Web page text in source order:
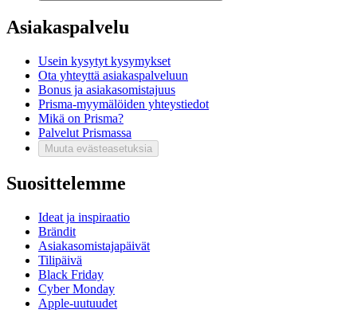
Asiakaspalvelu
Usein kysytyt kysymykset
Ota yhteyttä asiakaspalveluun
Bonus ja asiakasomistajuus
Prisma-myymälöiden yhteystiedot
Mikä on Prisma?
Palvelut Prismassa
Muuta evästeasetuksia
Suosittelemme
Ideat ja inspiraatio
Brändit
Asiakasomistajapäivät
Tilipäivä
Black Friday
Cyber Monday
Apple-uutuudet